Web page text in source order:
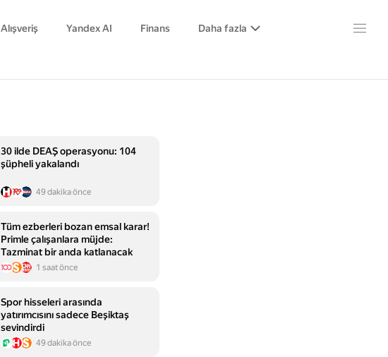
Alışveriş Yandex AI Finans Daha fazla
30 ilde DEAŞ operasyonu: 104
şüpheli yakalandı
49 dakika önce
Tüm ezberleri bozan emsal karar!
Primle çalışanlara müjde:
Tazminat bir anda katlanacak
1 saat önce
Spor hisseleri arasında
yatırımcısını sadece Beşiktaş
sevindirdi
49 dakika önce